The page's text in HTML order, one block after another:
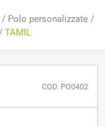
/ Polo personalizzate/
TAMIL
COD. PO0402